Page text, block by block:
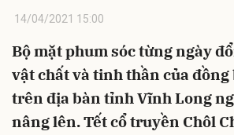
14/04/2021 15:00
Bộ mặt phum sóc từng ngày
vật chất và tinh thần của
trên địa bàn tỉnh Vĩnh Long
nâng lên. Tết cổ truyền Chôl